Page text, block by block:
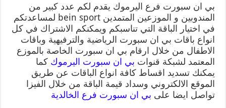
بي ان سبورت فرع اليرموك يقدم لكم عدد كبير من
المندوبين و الموزعين المتمدين bein sport لمساعدتكم
في اختيار الباقة التي تناسبكم ويمكنكم الاشتراك في كل
انواع باقات بي ان سبورت الرياضية والترفيهية وباقات
الاطفال من خلال ارقام بي ان سبورت الخاصة بالموزع
المعتمد لشبكة قنوات بي ان سبورت اليرموك كما
يمكنك تسديد اقساط كافة انواع الباقات عن طريق
الموقع الالكتروني وسداد قيمة الباقة من خلال الفيزا
تواصل ايضا على بي ان سبورت فرع الخالدية